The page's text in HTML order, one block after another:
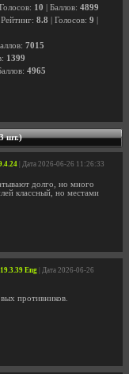
Голосов: 10 | Баллов: 4899
Рейтинг: 8.8 | Голосов: 9
7015
1399
4965
шт.)
| Дата 2026-06-26 11:26:33
долго, но много
классный, но местами
Eng | Дата 2026-06-26
противников.